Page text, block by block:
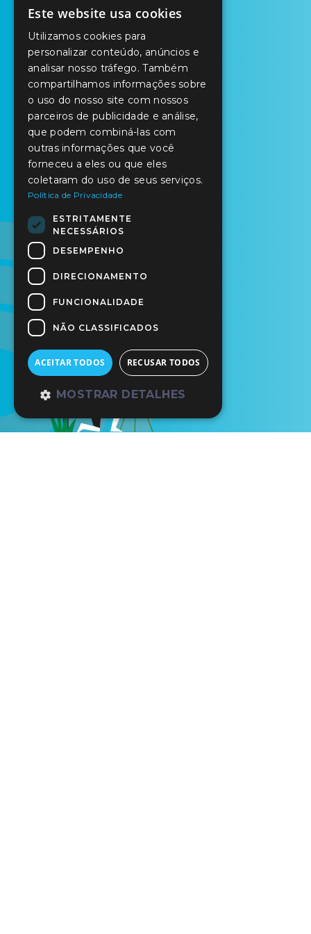
PORTUGUESE
ENGLISH
SPANISH
Este website usa cookies
Utilizamos cookies para
personalizar conteúdo, anúncios e
analisar nosso tráfego. Também
compartilhamos informações sobre
o uso do nosso site com nossos
parceiros de publicidade e análise,
que podem combiná-las com
outras informações que você
forneceu a eles ou que eles
coletaram do uso de seus serviços.
Política de Privacidade
ESTRITAMENTE
NECESSÁRIOS
DESEMPENHO
DIRECIONAMENTO
FUNCIONALIDADE
NÃO CLASSIFICADOS
ACEITAR TODOS RECUSAR TODOS
MOSTRAR DETALHES